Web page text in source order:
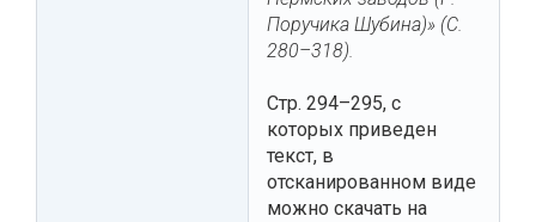
Поручика Шубина)» (С.
280–318).
Стр. 294–295, с
которых приведен
текст, в
отсканированном виде
можно скачать на